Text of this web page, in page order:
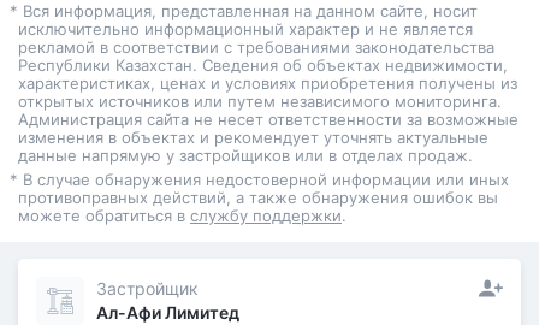
* Вся информация, представленная на данном сайте, носит
исключительно информационный характер и не является
рекламой в соответствии с требованиями законодательства
Республики Казахстан. Сведения об объектах недвижимости,
характеристиках, ценах и условиях приобретения получены из
открытых источников или путем независимого мониторинга.
Администрация сайта не несет ответственности за возможные
изменения в объектах и рекомендует уточнять актуальные
данные напрямую у застройщиков или в отделах продаж.
* В случае обнаружения недостоверной информации или иных
противоправных действий, а также обнаружения ошибок вы
можете обратиться в службу поддержки.
Застройщик
Ал-Афи Лимитед